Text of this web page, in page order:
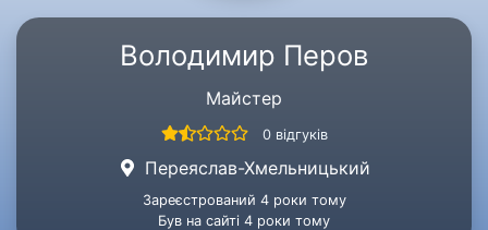
Володимир Перов
Майстер
0 відгуків
Переяслав-Хмельницький
Зареєстрований 4 роки тому
Був на сайті 4 роки тому